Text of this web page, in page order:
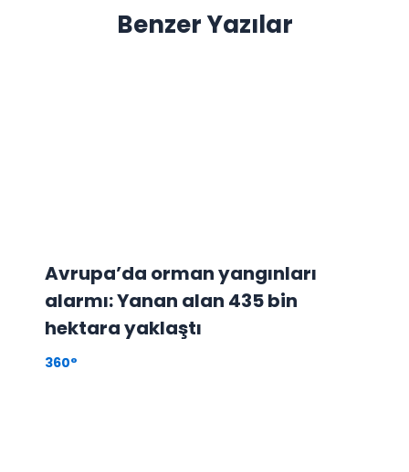
Benzer Yazılar
Avrupa’da orman yangınları
alarmı: Yanan alan 435 bin
hektara yaklaştı
360°